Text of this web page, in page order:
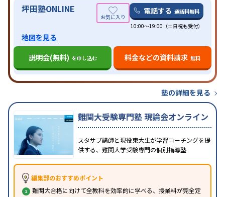
坪田塾ONLINE 電話する 通話料無料
10:00～19:00（土日祝も受付）
地図を見る
説明会(無料) を申し込む 料金などの資料請求 無料
塾の詳細を見る
難関大受験専門塾 現論会オンライン
スタサプ講師と現役東大生が学習コーチングを提
供する、難関大学受験専門の個別指導塾
編集部のおすすめポイント
難関大合格に向けて全教科を効率的に学べる、授業料が完全定